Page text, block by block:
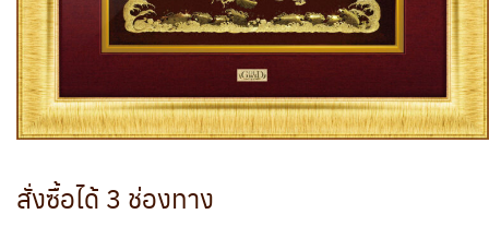
สั่งซื้อได้ 3 ช่องทาง